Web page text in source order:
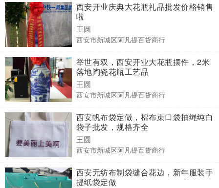
西安开业庆典大花瓶礼品批发价格销售
啦
王圆
西安市新城区阿凡提百货商行
举世有双，西安开业大花瓶摆件，2米
落地陶瓷花瓶工艺品
王圆
西安市新城区阿凡提百货商行
西安帆布袋定做，棉布束口袋抽绳纯白
袋子批发，规格齐全
王圆
西安市新城区阿凡提百货商行
西安无纺布制袋缝合花边，新年服装手
提纸袋定做